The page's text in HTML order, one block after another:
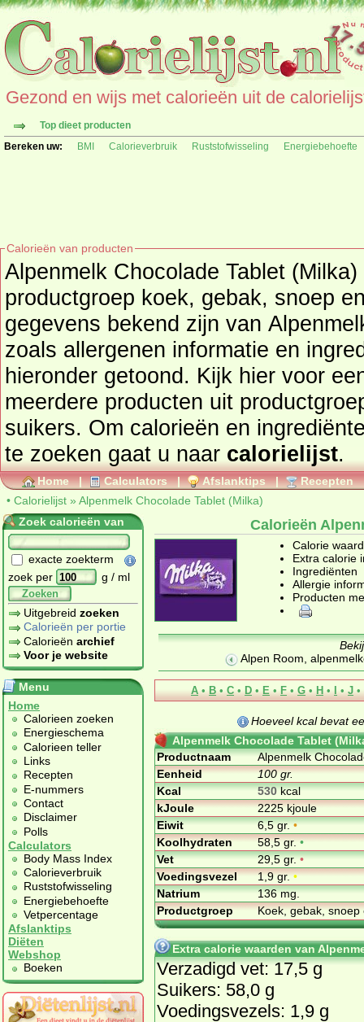
Gezond en wijs met calorieën uit de
Top dieet producten
Bereken uw:
BMI Calorieverbruik Ruststofwisseling Energiebehoefte
Calorieën van producten
Alpenmelk Chocolade Tablet
productgroep koek, gebak, snoep
gegevens bekend zijn van Alpenmelk Chocolade Tablet (Milka)
zoals allergenen informatie en
hieronder getoond. Kijk hier voor
meerdere producten uit
suikers. Om calorieën en
te zoeken gaat u naar calorielijst.
Home | Calculators | Afslanktips | Recepten
• Calorielijst » Alpenmelk Chocolade Tablet (Milka)
Zoek calorieën van
exacte zoekterm
zoek per
g / ml
Zoeken
Uitgebreid zoeken
Calorieën per portie
Calorieën archief
Voor je website
Menu
Home
Calorieen zoeken
Energieschema
Calorieen teller
Links
Recepten
E-nummers
Contact
Disclaimer
Polls
Calculators
Body Mass Index
Calorieverbruik
Ruststofwisseling
Energiebehoefte
Vetpercentage
Afslanktips
Diëten
Webshop
Boeken
Calorieën
Calorie
Extra calorie
Ingrediënten
Allergie
Producten
Alpen Room,
A • B • C • D • E • F • G • H • I • J •
Hoeveel kcal bevat
Alpenmelk Chocolade Tablet
Productnaam
Alpenmelk
Eenheid
100 gr.
Kcal
530kcal
kJoule
2225 kjoule
Eiwit
6,5 gr.•
Koolhydraten
58,5 gr.•
Vet
29,5 gr.•
Voedingsvezel
1,9 gr.•
Natrium
136 mg.
Productgroep
Koek, gebak,
Extra calorie waarden van
Verzadigd vet: 17,5 g
Suikers: 58,0 g
Voedingsvezels: 1,9 g